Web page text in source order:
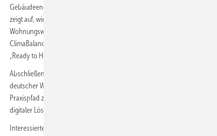
Gebäudeenergiegesetz (GEG). Michael Kiesewetter von der NBank
zeigt auf, wie die Investitions- und Förderbank Niedersachsen die
Wohnungswirtschaft unterstützt. Jan-Frederik Tadge von der
ClimaBalance-Haus GmbH präsentiert innovative Lösungen mit
„Ready to Heat“.
Abschließend erläutert Dr. Ingrid Vogler vom GdW, Bundesverband
deutscher Wohnungs- und Immobilienunternehmen e.V., den
Praxispfad zur CO
digitaler Lösungen.
Interessierte können sich bis zum 20. Oktober 2025 anmelden.